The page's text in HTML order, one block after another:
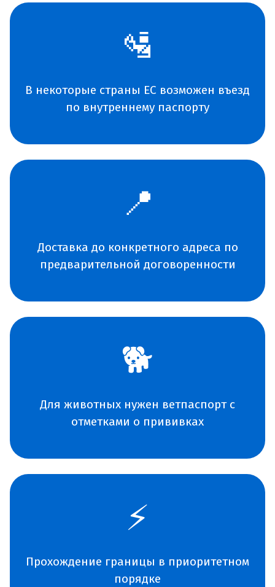
🛂
В некоторые страны ЕС возможен въезд
по внутреннему паспорту
📍
Доставка до конкретного адреса по
предварительной договоренности
🐕
Для животных нужен ветпаспорт с
отметками о прививках
⚡
Прохождение границы в приоритетном
порядке